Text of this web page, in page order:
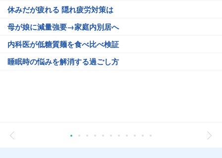
休みだが疲れる 隠れ疲労対策は
母が娘に減量強要→家庭内別居へ
内科医が低糖質麺を食べ比べ検証
睡眠時の悩みを解消する過ごし方